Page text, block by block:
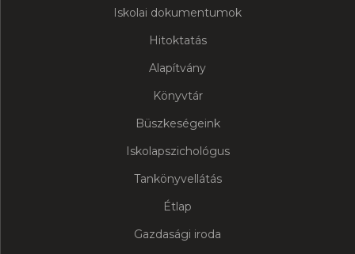
Iskolai dokumentumok
Hitoktatás
Alapítvány
Könyvtár
Büszkeségeink
Iskolapszichológus
Tankönyvellátás
Étlap
Gazdasági iroda